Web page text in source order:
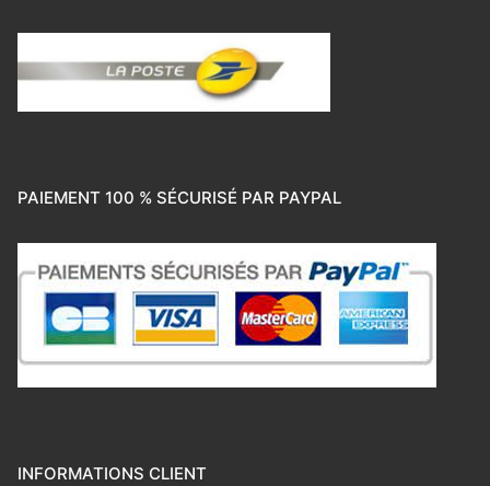
PAIEMENT 100 % SÉCURISÉ PAR PAYPAL
INFORMATIONS CLIENT